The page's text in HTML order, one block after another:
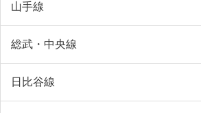
山手線
総武・中央線
日比谷線